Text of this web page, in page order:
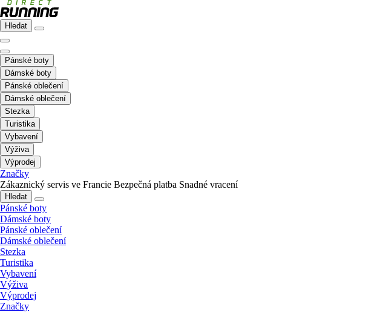
Hledat
Pánské boty
Dámské boty
Pánské oblečení
Dámské oblečení
Stezka
Turistika
Vybavení
Výživa
Výprodej
Značky
Zákaznický servis ve Francie Bezpečná platba Snadné vracení
Hledat
Pánské boty
Dámské boty
Pánské oblečení
Dámské oblečení
Stezka
Turistika
Vybavení
Výživa
Výprodej
Značky